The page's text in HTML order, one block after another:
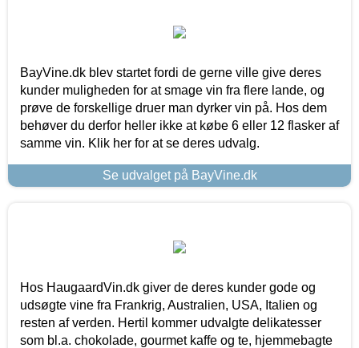
BayVine.dk blev startet fordi de gerne ville give deres
kunder muligheden for at smage vin fra flere lande, og
prøve de forskellige druer man dyrker vin på. Hos dem
behøver du derfor heller ikke at købe 6 eller 12 flasker af
samme vin. Klik her for at se deres udvalg.
Se udvalget på BayVine.dk
Hos HaugaardVin.dk giver de deres kunder gode og
udsøgte vine fra Frankrig, Australien, USA, Italien og
resten af verden. Hertil kommer udvalgte delikatesser
som bl.a. chokolade, gourmet kaffe og te, hjemmebagte